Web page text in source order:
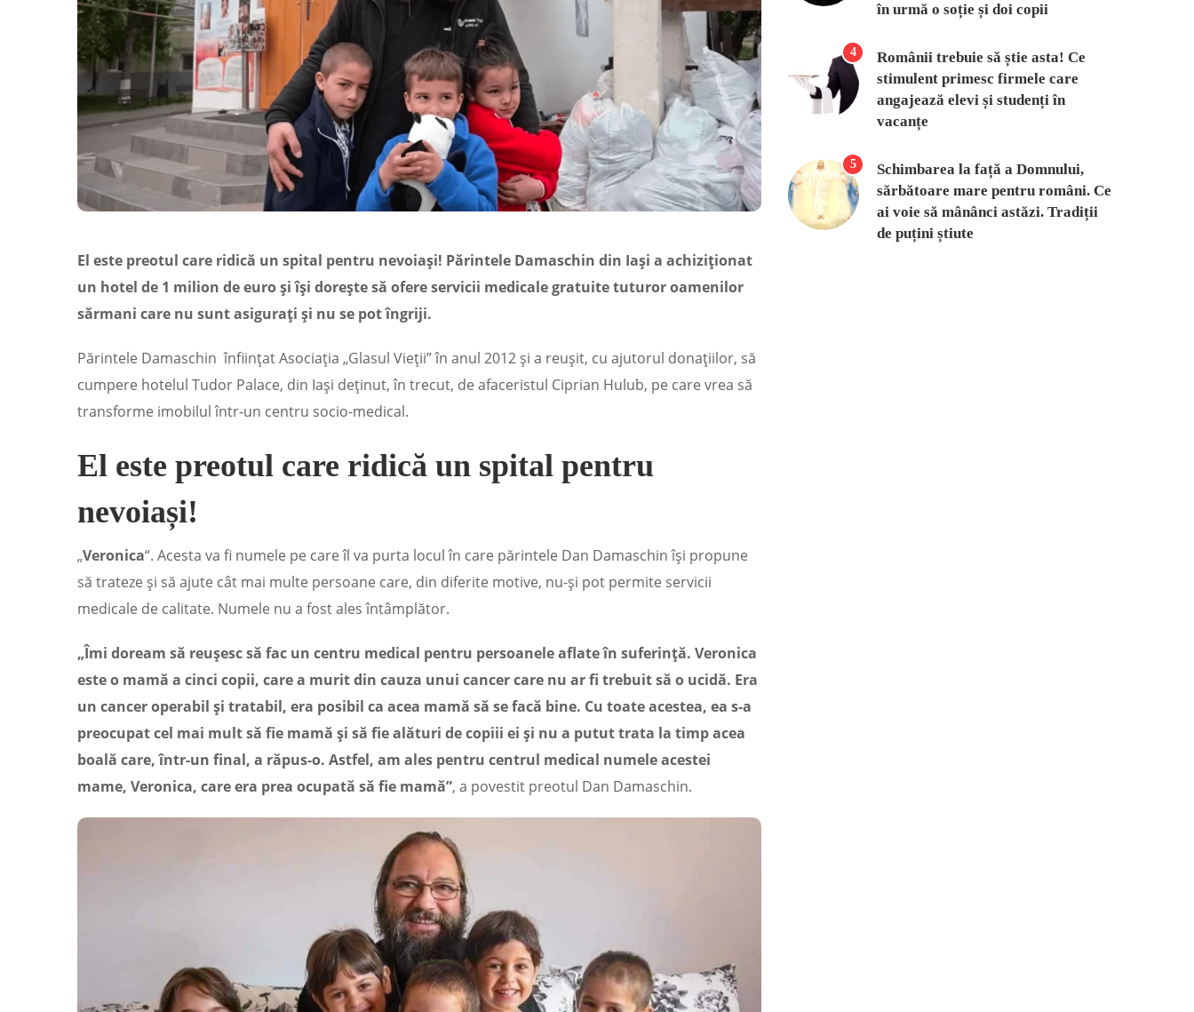
El este preotul care ridică un spital pentru nevoiași! Părintele Damaschin din Iași a achiziționat
un hotel de 1 milion de euro și își dorește să ofere servicii medicale gratuite tuturor oamenilor
sărmani care nu sunt asigurați și nu se pot îngriji.
Părintele Damaschin înființat Asociația „Glasul Vieții” în anul 2012 și a reușit, cu ajutorul donațiilor, să
cumpere hotelul Tudor Palace, din Iași deținut, în trecut, de afaceristul Ciprian Hulub, pe care vrea să
transforme imobilul într-un centru socio-medical.
El este preotul care ridică un spital pentru
nevoiași!
„Veronica“. Acesta va fi numele pe care îl va purta locul în care părintele Dan Damaschin îşi propune
să trateze şi să ajute cât mai multe persoane care, din diferite motive, nu-şi pot permite servicii
medicale de calitate. Numele nu a fost ales întâmplător.
„Îmi doream să reuşesc să fac un centru medical pentru persoanele aflate în suferinţă. Veronica
este o mamă a cinci copii, care a murit din cauza unui cancer care nu ar fi trebuit să o ucidă. Era
un cancer operabil şi tratabil, era posibil ca acea mamă să se facă bine. Cu toate acestea, ea s-a
preocupat cel mai mult să fie mamă şi să fie alături de copiii ei şi nu a putut trata la timp acea
boală care, într-un final, a răpus-o. Astfel, am ales pentru centrul medical numele acestei
mame, Veronica, care era prea ocupată să fie mamă”, a povestit preotul Dan Damaschin.
în urmă o soție și doi copii
4
Românii trebuie să știe asta! Ce
stimulent primesc firmele care
angajează elevi și studenți în
vacanțe
5
Schimbarea la față a Domnului,
sărbătoare mare pentru români. Ce
ai voie să mânânci astăzi. Tradiții
de puțini știute